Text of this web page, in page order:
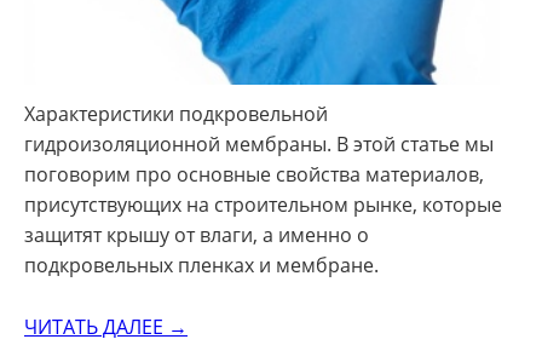
Характеристики подкровельной
гидроизоляционной мембраны. В этой статье мы
поговорим про основные свойства материалов,
присутствующих на строительном рынке, которые
защитят крышу от влаги, а именно о
подкровельных пленках и мембране.
ЧИТАТЬ ДАЛЕЕ →